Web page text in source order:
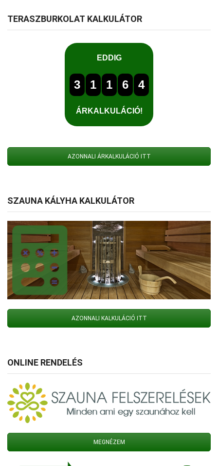
TERASZBURKOLAT KALKULÁTOR
AZONNALI ÁRKALKULÁCIÓ ITT
SZAUNA KÁLYHA KALKULÁTOR
AZONNALI KALKULÁCIÓ ITT
ONLINE RENDELÉS
MEGNÉZEM